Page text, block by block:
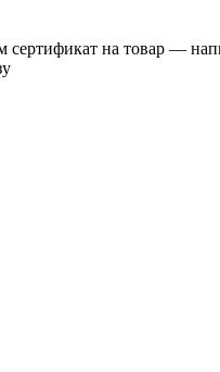
сертификат на товар —